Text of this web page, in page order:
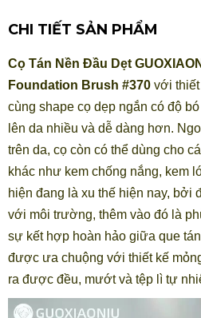
CHI TIẾT SẢN PHẨM
Cọ Tán Nền Đầu Dẹt
Foundation Brush #370 với thiết
cùng shape cọ dẹp ngắn có độ
lên da nhiều và dễ dàng hơn.
trên da, cọ còn có thể dùng cho
khác như kem chống nắng, kem
hiện đang là xu thế hiện nay, bởi
với môi trường, thêm vào đó là
sự kết hợp hoàn hảo giữa que
được ưa chuộng với thiết kế
ra được đều, mướt và tệp lì tự